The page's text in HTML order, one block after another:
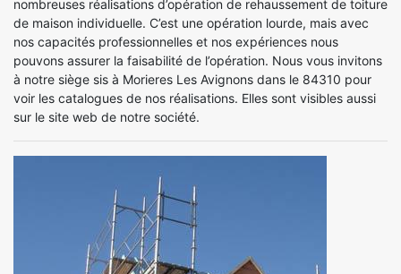
nombreuses réalisations d’opération de rehaussement de toiture
de maison individuelle. C’est une opération lourde, mais avec
nos capacités professionnelles et nos expériences nous
pouvons assurer la faisabilité de l’opération. Nous vous invitons
à notre siège sis à Morieres Les Avignons dans le 84310 pour
voir les catalogues de nos réalisations. Elles sont visibles aussi
sur le site web de notre société.